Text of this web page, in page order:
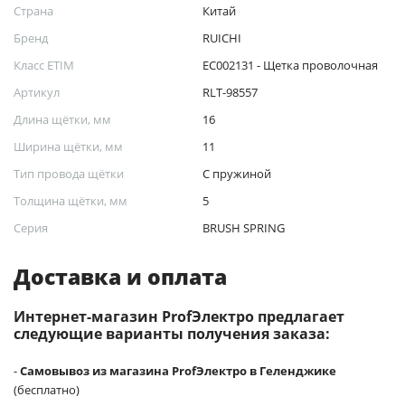
Страна
Китай
Бренд
RUICHI
Класс ETIM
EC002131 - Щетка проволочная
Артикул
RLT-98557
Длина щётки, мм
16
Ширина щётки, мм
11
Тип провода щётки
С пружиной
Толщина щётки, мм
5
Серия
BRUSH SPRING
Доставка и оплата
Интернет-магазин ProfЭлектро предлагает
следующие варианты получения заказа:
-Самовывоз из магазина ProfЭлектро в Геленджике
(бесплатно)